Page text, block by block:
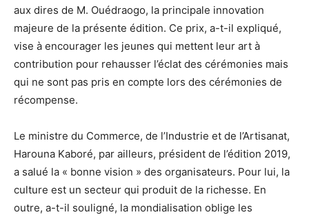
aux dires de M. Ouédraogo, la principale innovation
majeure de la présente édition. Ce prix, a-t-il expliqué,
vise à encourager les jeunes qui mettent leur art à
contribution pour rehausser l’éclat des cérémonies mais
qui ne sont pas pris en compte lors des cérémonies de
récompense.
Le ministre du Commerce, de l’Industrie et de l’Artisanat,
Harouna Kaboré, par ailleurs, président de l’édition 2019,
a salué la « bonne vision » des organisateurs. Pour lui, la
culture est un secteur qui produit de la richesse. En
outre, a-t-il souligné, la mondialisation oblige les